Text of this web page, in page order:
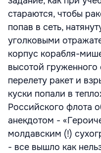
стараются, чтобы
попав в сеть,
уголковыми
корпус корабля-
высотой груженного
перелету ракет и
куски попали в
Российского флота
анекдотом -
молдавским (!)
- все вышло как